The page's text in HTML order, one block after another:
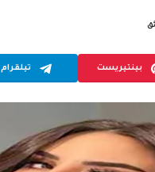
بينتيريست تيلقرام